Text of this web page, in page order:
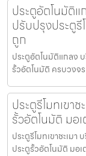
ประตูอัตโนมัติ
ปรับปรุงประตูรี
ถูก
ประตูอัตโนมัติแกลง
รั้วอัตโนมัติ ครบวงจ
ประตูรีโมทเขา
รั้วอัตโนมัติ มอ
ประตูรีโมทเขาชะเม
ประตูรั้วอัตโนมัติ มอ